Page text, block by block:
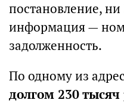
постановление, ни
информация —
задолженность.
По одному из
долгом 230 тысяч